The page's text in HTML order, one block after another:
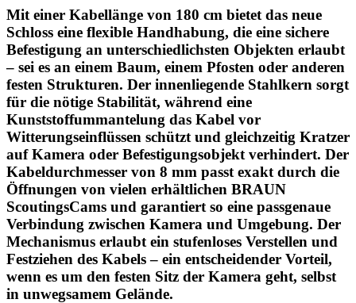
Mit einer Kabellänge von 180 cm bietet das neue
Schloss eine flexible Handhabung, die eine sichere
Befestigung an unterschiedlichsten Objekten erlaubt
– sei es an einem Baum, einem Pfosten oder anderen
festen Strukturen. Der innenliegende Stahlkern sorgt
für die nötige Stabilität, während eine
Kunststoffummantelung das Kabel vor
Witterungseinflüssen schützt und gleichzeitig Kratzer
auf Kamera oder Befestigungsobjekt verhindert. Der
Kabeldurchmesser von 8 mm passt exakt durch die
Öffnungen von vielen erhältlichen BRAUN
ScoutingsCams und garantiert so eine passgenaue
Verbindung zwischen Kamera und Umgebung. Der
Mechanismus erlaubt ein stufenloses Verstellen und
Festziehen des Kabels – ein entscheidender Vorteil,
wenn es um den festen Sitz der Kamera geht, selbst
in unwegsamem Gelände.